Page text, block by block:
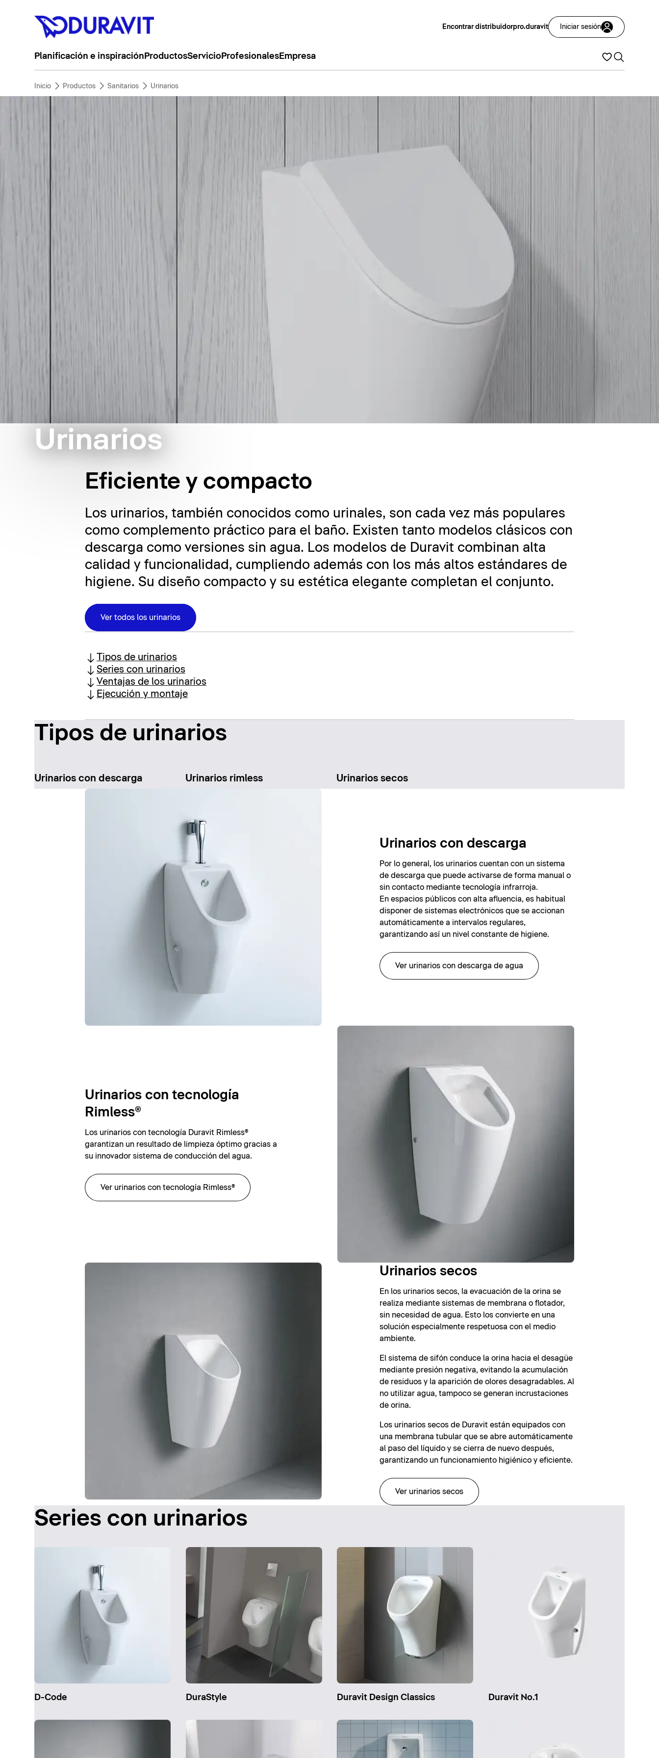
Encontrar distribuidorpro.duravit Iniciar sesión
Planificación e inspiración ProductosServicioProfesionalesEmpresa
Inicio Productos Sanitarios Urinarios
Urinarios
Eficiente y compacto
Los urinarios, también conocidos como urinales, son cada vez más populares
como complemento práctico para el baño. Existen tanto modelos clásicos con
descarga como versiones sin agua. Los modelos de Duravit combinan alta
calidad y funcionalidad, cumpliendo además con los más altos estándares de
higiene. Su diseño compacto y su estética elegante completan el conjunto.
Ver todos los urinarios
Tipos de urinarios
Series con urinarios
Ventajas de los urinarios
Ejecución y montaje
Tipos de urinarios
Urinarios con descarga Urinarios rimless Urinarios secos
Urinarios con descarga
Por lo general, los urinarios cuentan con un sistema
de descarga que puede activarse de forma manual o
sin contacto mediante tecnología infrarroja.
En espacios públicos con alta afluencia, es habitual
disponer de sistemas electrónicos que se accionan
automáticamente a intervalos regulares,
garantizando así un nivel constante de higiene.
Ver urinarios con descarga de agua
Urinarios con tecnología
Rimless®
Los urinarios con tecnología Duravit Rimless®
garantizan un resultado de limpieza óptimo gracias a
su innovador sistema de conducción del agua.
Ver urinarios con tecnología Rimless®
Urinarios secos
En los urinarios secos, la evacuación de la orina se
realiza mediante sistemas de membrana o flotador,
sin necesidad de agua. Esto los convierte en una
solución especialmente respetuosa con el medio
ambiente.
El sistema de sifón conduce la orina hacia el desagüe
mediante presión negativa, evitando la acumulación
de residuos y la aparición de olores desagradables. Al
no utilizar agua, tampoco se generan incrustaciones
de orina.
Los urinarios secos de Duravit están equipados con
una membrana tubular que se abre automáticamente
al paso del líquido y se cierra de nuevo después,
garantizando un funcionamiento higiénico y eficiente.
Ver urinarios secos
Series con urinarios
D-Code DuraStyle Duravit Design Classics Duravit No.1